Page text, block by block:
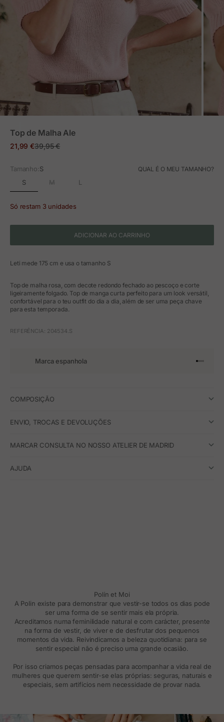
Top de Malha Ale
Preço em promoção
21,99 €Preço normal
39,95 €
Tamanho:S QUAL É O MEU TAMANHO?
S M L
Só restam 3 unidades
ADICIONAR AO CARRINHO
Leti mede 175 cm e usa o tamanho S
Top de malha rosa, com decote redondo fechado ao pescoço e corte
ligeiramente folgado. Top de manga curta perfeito para um look versátil,
confortável para o teu outfit do dia a dia, além de ser uma peça chave
para esta temporada.
REFERÊNCIA: 204534.S
Marca espanhola Ir para o
Ir para
Ir para
Ir para
COMPOSIÇÃO
ENVIO, TROCAS E DEVOLUÇÕES
MARCAR CONSULTA NO NOSSO ATELIER DE MADRID
AJUDA
Polín et Moi
A Polin existe para demonstrar que vestir-se todos os dias pode
ser uma forma de se sentir mais ela própria.
Acreditamos numa feminilidade natural e com carácter, presente
na forma de vestir, de viver e de desfrutar dos pequenos
momentos da vida. Reivindicamos a beleza quotidiana: para se
sentir especial não é preciso uma grande ocasião.
Por isso criamos peças pensadas para acompanhar a vida real de
mulheres que querem sentir-se elas próprias: seguras, naturais e
especiais, sem artifícios nem necessidade de provar nada.